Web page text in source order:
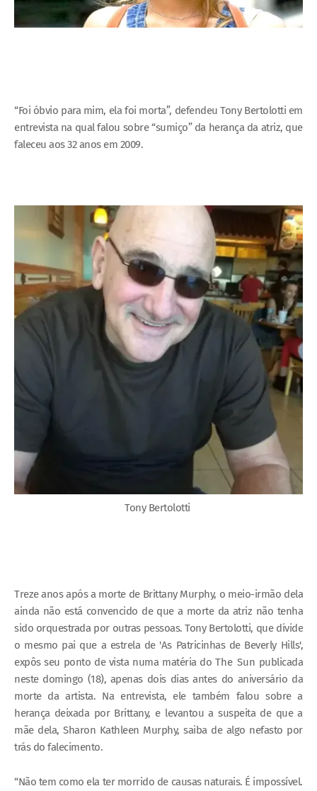
“Foi óbvio para mim, ela foi morta”, defendeu Tony Bertolotti em
entrevista na qual falou sobre “sumiço” da herança da atriz, que
faleceu aos 32 anos em 2009.
Tony Bertolotti
Treze anos após a morte de Brittany Murphy, o meio-irmão dela
ainda não está convencido de que a morte da atriz não tenha
sido orquestrada por outras pessoas.Tony Bertolotti, que divide
o mesmo pai que a estrela de 'As Patricinhas de Beverly Hills',
expôs seu ponto de vista numa matéria do The Sun publicada
neste domingo (18), apenas dois dias antes do aniversário da
morte da artista. Na entrevista, ele também falou sobre a
herança deixada por Brittany, e levantou a suspeita de que a
mãe dela, Sharon Kathleen Murphy, saiba de algo nefasto por
trás do falecimento.
“Não tem como ela ter morrido de causas naturais. É impossível.